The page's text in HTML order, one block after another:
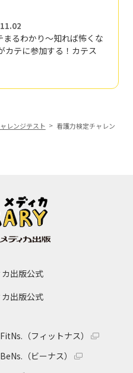
まるわかり～知れば怖くな
カテに参加する！カテス
レンジテスト
看護力検定チャレン
カ出版公式
カ出版公式
FitNs.（フィットナス）
BeNs.（ビーナス）